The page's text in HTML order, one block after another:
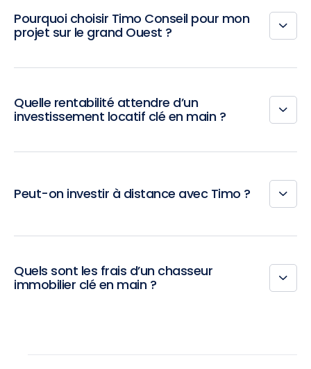
Pourquoi choisir Timo Conseil pour mon
projet sur le grand Ouest ?
Quelle rentabilité attendre d’un
investissement locatif clé en main ?
Peut-on investir à distance avec Timo ?
Quels sont les frais d’un chasseur
immobilier clé en main ?